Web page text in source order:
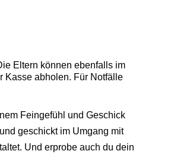
Eltern können ebenfalls im
Kasse abholen. Für Notfälle
Feingefühl und Geschick
geschickt im Umgang mit
Und erprobe auch du dein